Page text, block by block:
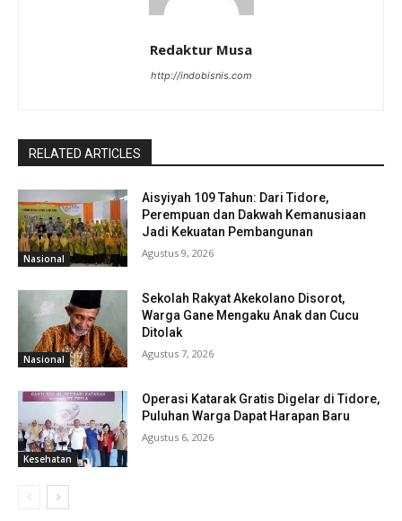
Redaktur Musa
http://indobisnis.com
RELATED ARTICLES
Nasional
Aisyiyah 109 Tahun: Dari Tidore,
Perempuan dan Dakwah Kemanusiaan
Jadi Kekuatan Pembangunan
Agustus 9, 2026
Nasional
Sekolah Rakyat Akekolano Disorot,
Warga Gane Mengaku Anak dan Cucu
Ditolak
Agustus 7, 2026
Kesehatan
Operasi Katarak Gratis Digelar di Tidore,
Puluhan Warga Dapat Harapan Baru
Agustus 6, 2026